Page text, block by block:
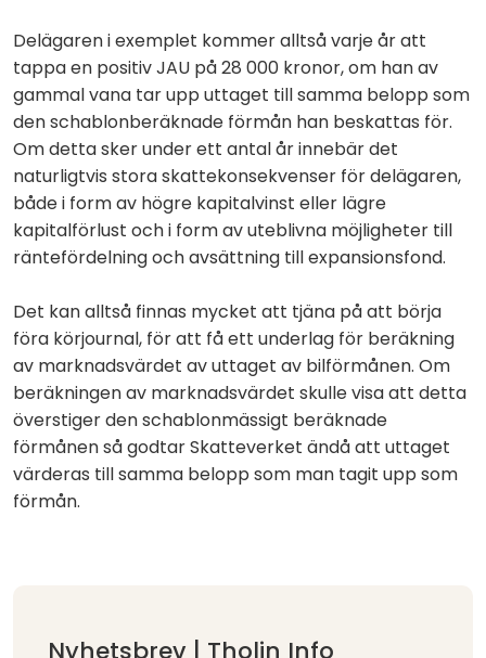
Delägaren i exemplet kommer alltså varje år att
tappa en positiv JAU på 28 000 kronor, om han av
gammal vana tar upp uttaget till samma belopp som
den schablonberäknade förmån han beskattas för.
Om detta sker under ett antal år innebär det
naturligtvis stora skattekonsekvenser för delägaren,
både i form av högre kapitalvinst eller lägre
kapitalförlust och i form av uteblivna möjligheter till
räntefördelning och avsättning till expansionsfond.
Det kan alltså finnas mycket att tjäna på att börja
föra körjournal, för att få ett underlag för beräkning
av marknadsvärdet av uttaget av bilförmånen. Om
beräkningen av marknadsvärdet skulle visa att detta
överstiger den schablonmässigt beräknade
förmånen så godtar Skatteverket ändå att uttaget
värderas till samma belopp som man tagit upp som
förmån.
Nyhetsbrev | Tholin Info